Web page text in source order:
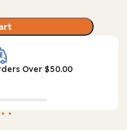
Over $50.00